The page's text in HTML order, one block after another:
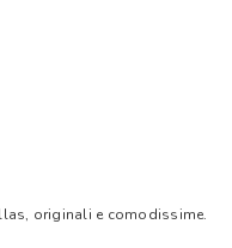
originali e comodissime.